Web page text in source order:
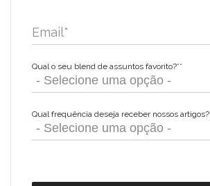
Email*
Qual o seu blend de assuntos favorito?**
Qual frequência deseja receber nossos artigos?